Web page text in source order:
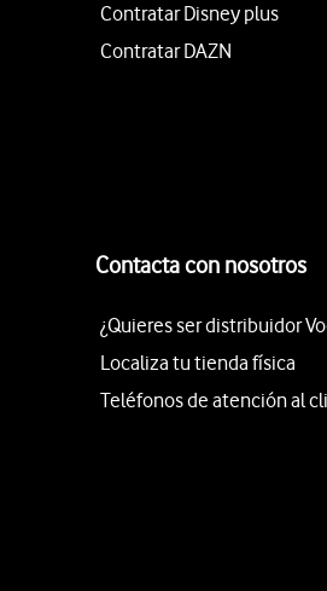
Contratar Disney plus
Contratar DAZN
Contacta con nosotros
¿Quieres ser distribuidor
Localiza tu tienda física
Teléfonos de atención al